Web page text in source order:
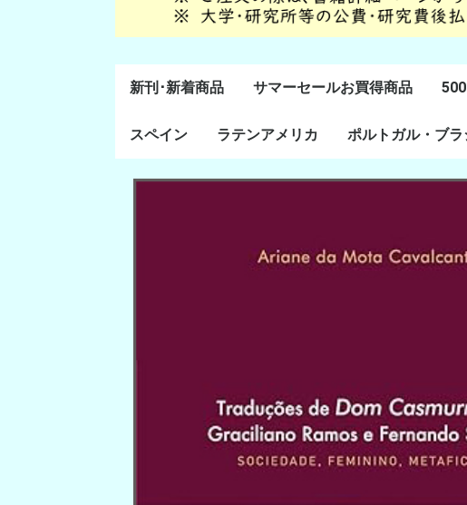
新刊･新着商品 サマーセールお買得商品
スペイン
通史・全般
８～１５世紀
１６～１８世紀
１８世紀末～２０世紀
20世紀後半以降
ラテンアメリカ
ラテン・アメリカ全般
メキシコ研究
中米・カリブ研究
キューバ研究
南米諸国
ペルー研究
チリ研究
アルゼンチン研究
ポルトガル・ブラ
ポルトガル研究
ブラジル研究